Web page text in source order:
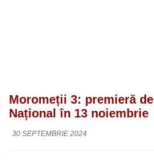
Moromeții 3: premieră
Național în 13 noiembrie
30 SEPTEMBRIE 2024